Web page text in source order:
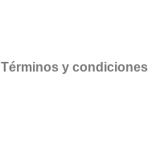
Términos y condiciones